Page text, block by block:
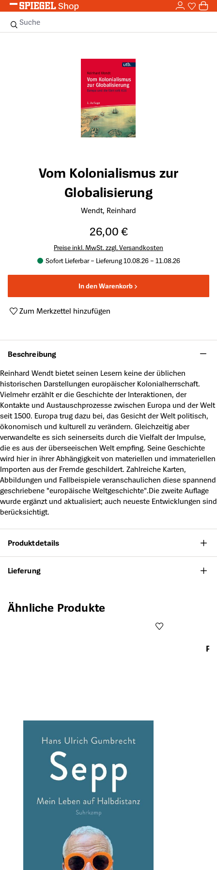
Zum Hauptinhalt springen 0
Suche
Vom Kolonialismus zur
Globalisierung
Wendt, Reinhard
26,00 €
Preise inkl. MwSt. zzgl. Versandkosten
Sofort Lieferbar – Lieferung 10.08.26 – 11.08.26
In den Warenkorb
Zum Merkzettel hinzufügen
Beschreibung
Reinhard Wendt bietet seinen Lesern keine der üblichen
historischen Darstellungen europäischer Kolonialherrschaft.
Vielmehr erzählt er die Geschichte der Interaktionen, der
Kontakte und Austauschprozesse zwischen Europa und der Welt
seit 1500. Europa trug dazu bei, das Gesicht der Welt politisch,
ökonomisch und kulturell zu verändern. Gleichzeitig aber
verwandelte es sich seinerseits durch die Vielfalt der Impulse,
die es aus der überseeischen Welt empfing. Seine Geschichte
wird hier in ihrer Abhängigkeit von materiellen und immateriellen
Importen aus der Fremde geschildert. Zahlreiche Karten,
Abbildungen und Fallbeispiele veranschaulichen diese spannend
geschriebene "europäische Weltgeschichte".Die zweite Auflage
wurde ergänzt und aktualisiert; auch neueste Entwicklungen sind
berücksichtigt.
Produktdetails
Lieferung
Produktgalerie überspringen
Ähnliche Produkte